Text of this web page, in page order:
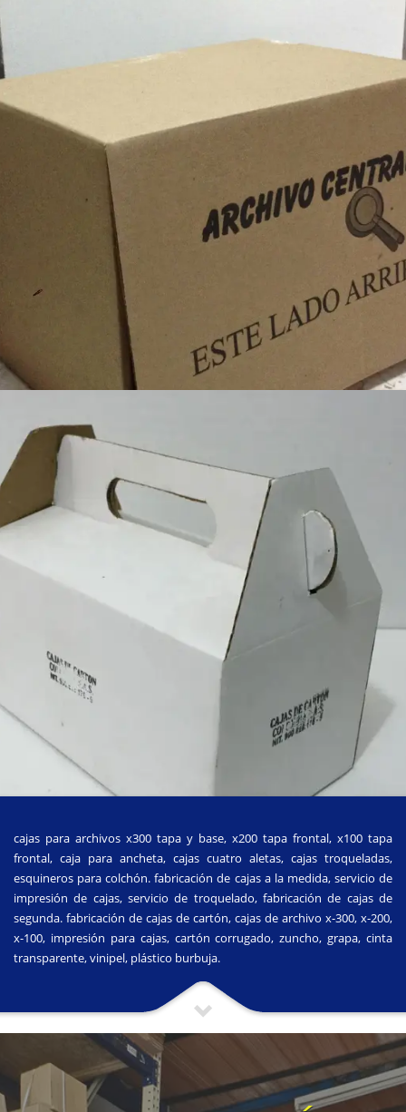
cajas para archivos x300 tapa y base, x200 tapa frontal, x100 tapa
frontal, caja para ancheta, cajas cuatro aletas, cajas troqueladas,
esquineros para colchón. fabricación de cajas a la medida, servicio de
impresión de cajas, servicio de troquelado, fabricación de cajas de
segunda. fabricación de cajas de cartón, cajas de archivo x-300, x-200,
x-100, impresión para cajas, cartón corrugado, zuncho, grapa, cinta
transparente, vinipel, plástico burbuja.